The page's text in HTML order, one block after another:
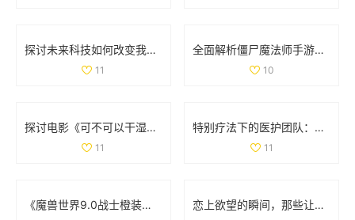
探讨未来科技如何改变我们的生活方式与思维方式
11
全面解析僵尸魔法师手游与决胜时刻僵尸模式的攻略与技巧
10
探讨电影《可不可以干湿》的简单处理方法与分析
11
特别疗法下的医护团队：双重角色与责任分析
11
《魔兽世界9.0战士橙装全攻略：助你无敌于艾泽拉斯》 恋上欲望的瞬间，那些让人心跳加速的吻戏大盘点